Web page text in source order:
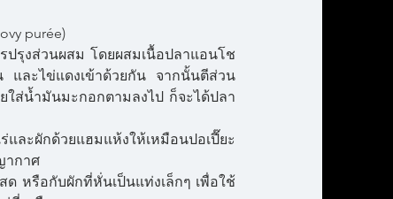
purée)
ปรุงส่วนผสม โดยผสมเนื้อปลาแอนโช
และไข่แดงเข้าด้วยกัน จากนั้นตีส่วน
ใส่น้ำมันมะกอกตามลงไป ก็จะได้ปลา
ะผักด้วยแฮมแห้งให้เหมือนปอเปี๊ยะ
ากาศ
ด หรือกับผักที่หั่นเป็นแท่งเล็กๆ เพื่อใช้